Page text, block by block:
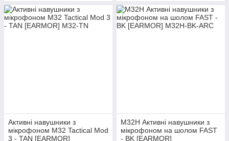
Активні навушники з
мікрофоном M32 Tactical Mod
3 - TAN [EARMOR]
M32H Активні навушники з
мікрофоном на шолом FAST
- BK [EARMOR]